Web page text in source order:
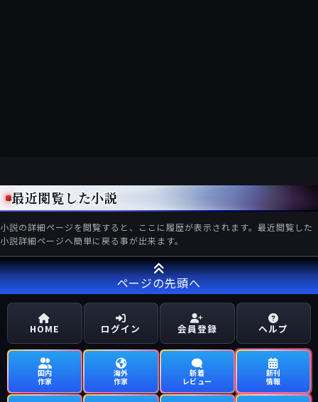
最近閲覧した小説
小説の詳細ページを閲覧すると、ここに履歴が表示されます。最近閲覧した
小説詳細ページへ簡単に戻る事が出来ます。
ページの先頭へ
HOME ログイン 会員登録 ヘルプ
国内
作家
海外
作家
新着
レビュー
新刊
情報